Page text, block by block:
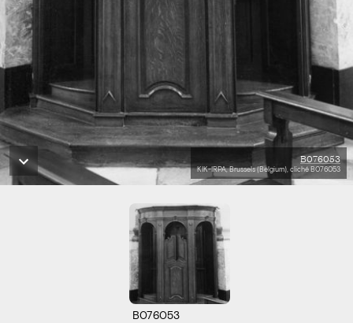
B076053
KIK-IRPA, Brussels (Belgium), cliché B076053
B076053